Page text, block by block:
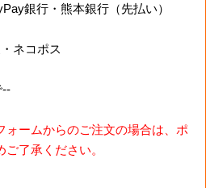
銀行・熊本銀行（先払い）
ネコポス
--
ームからのご注文の場合は、ポ
了承ください。